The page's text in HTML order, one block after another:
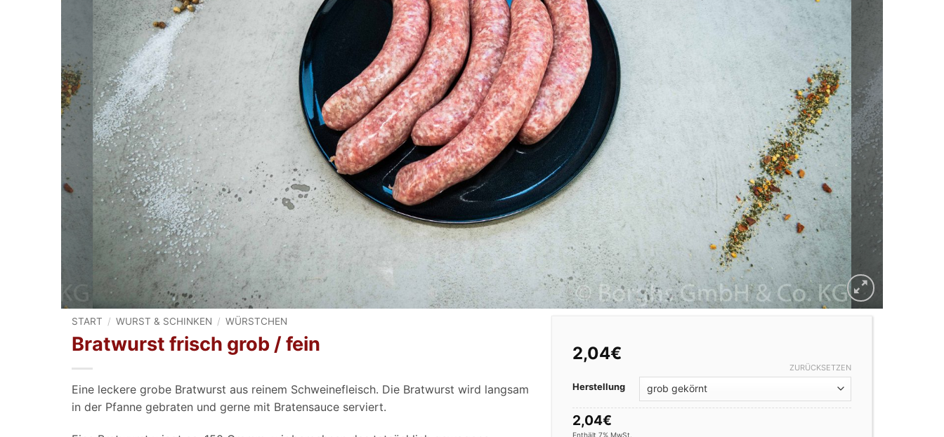
START / WURST & SCHINKEN / WÜRSTCHEN
Bratwurst frisch grob / fein
Eine leckere grobe Bratwurst aus reinem Schweinefleisch. Die Bratwurst wird langsam
in der Pfanne gebraten und gerne mit Bratensauce serviert.
2,04€
Herstellung
ZURÜCKSETZEN
2,04€
Enthält 7% MwSt.